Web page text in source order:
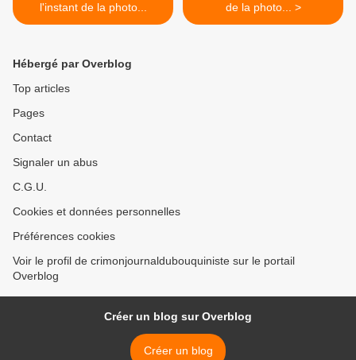
l'instant de la photo...
de la photo... >
Hébergé par Overblog
Top articles
Pages
Contact
Signaler un abus
C.G.U.
Cookies et données personnelles
Préférences cookies
Voir le profil de crimonjournaldubouquiniste sur le portail
Overblog
Créer un blog sur Overblog
Créer un blog